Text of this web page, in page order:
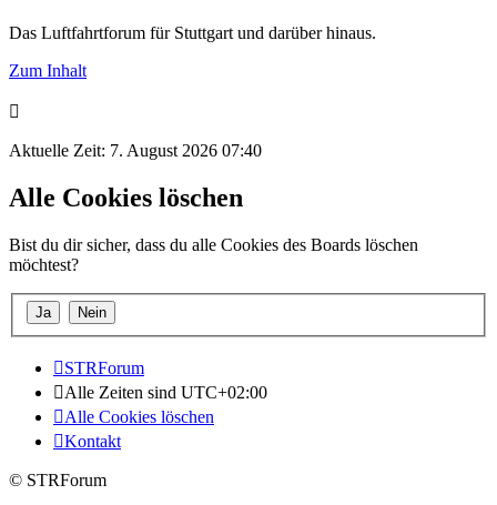
Das Luftfahrtforum für Stuttgart und darüber hinaus.
Zum Inhalt
Aktuelle Zeit: 7. August 2026 07:40
Alle Cookies löschen
Bist du dir sicher, dass du alle Cookies des Boards löschen
möchtest?
STRForum
Alle Zeiten sind UTC+02:00
Alle Cookies löschen
Kontakt
© STRForum